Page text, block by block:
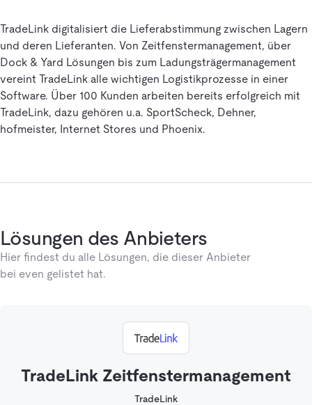
TradeLink digitalisiert die Lieferabstimmung zwischen Lagern
und deren Lieferanten. Von Zeitfenstermanagement, über
Dock & Yard Lösungen bis zum Ladungsträgermanagement
vereint TradeLink alle wichtigen Logistikprozesse in einer
Software. Über 100 Kunden arbeiten bereits erfolgreich mit
TradeLink, dazu gehören u.a. SportScheck, Dehner,
hofmeister, Internet Stores und Phoenix.
Lösungen des Anbieters
Hier findest du alle Lösungen, die dieser Anbieter
bei even gelistet hat.
TradeLink Zeitfenstermanagement
TradeLink